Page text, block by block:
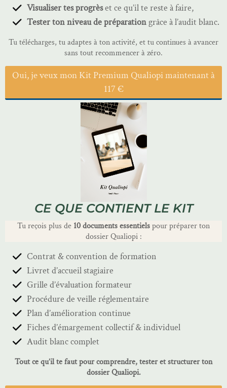
Visualiser tes progrèset ce qu’il te reste à faire,
Tester ton niveau de préparation grâce à l’audit blanc.
Tu télécharges, tu adaptes à ton activité, et tu continues à avancer
sans tout recommencer à zéro.
Oui, je veux mon Kit Premium Qualiopi maintenant à
117 €
CE QUE CONTIENT LE KIT
Tu reçois plus de 10 documents essentielspour préparer ton
dossier Qualiopi :
Contrat & convention de formation
Livret d’accueil stagiaire
Grille d’évaluation formateur
Procédure de veille réglementaire
Plan d’amélioration continue
Fiches d’émargement collectif & individuel
Audit blanc complet
Tout ce qu’il te faut pour comprendre, tester et structurer ton
dossier Qualiopi.